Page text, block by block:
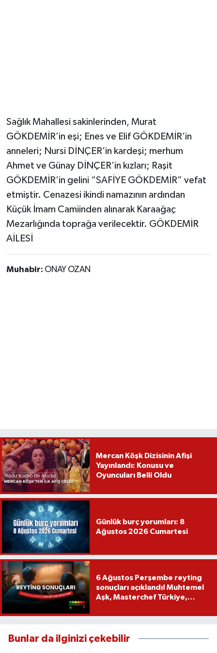
Sağlık Mahallesi sakinlerinden, Murat
GÖKDEMİR’in eşi; Enes ve Elif GÖKDEMİR’in
anneleri; Nursi DİNÇER’in kardeşi; merhum
Ahmet ve Günay DİNÇER’in kızları; Raşit
GÖKDEMİR’in gelini “SAFİYE GÖKDEMİR” vefat
etmiştir. Cenazesi ikindi namazının ardından
Küçük İmam Camiinden alınarak Karaağaç
Mezarlığında toprağa verilecektir. GÖKDEMİR
AİLESİ
Muhabir: ONAY OZAN
Mercan Köşk Dizisinin Afişi
Yayınlandı: Konusu ve
Oyuncuları Belli Oldu
Günlük burç yorumları: 8
Ağustos 2026 Cumartesi
6 Ağustos Perşembe reyting
sonuçları açıklandı! Muhtemel
Aşk, Masterchef Türkiye,
Bunlar da ilginizi çekebilir